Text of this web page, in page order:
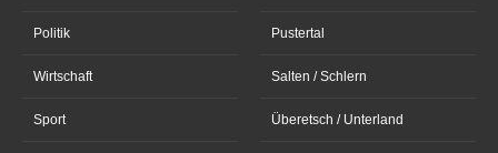
Politik
Wirtschaft
Sport
Pustertal
Salten / Schlern
Überetsch / Unterland